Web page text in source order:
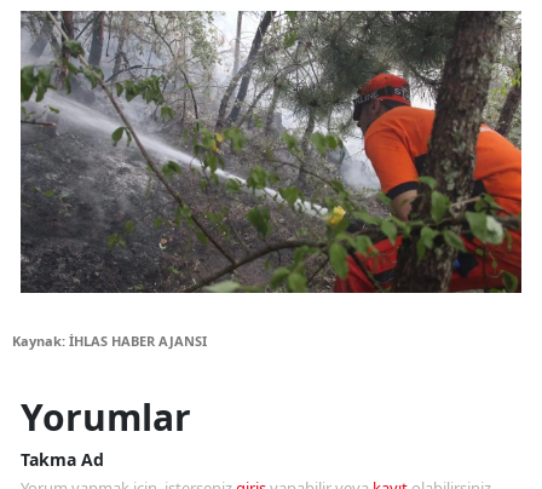
Kaynak: İHLAS HABER AJANSI
Yorumlar
Takma Ad